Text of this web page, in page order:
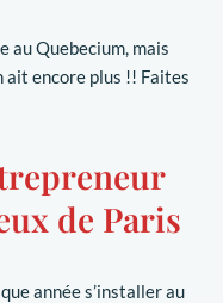
au Quebecium, mais
ait encore plus !! Faites
de Paris
année s’installer au